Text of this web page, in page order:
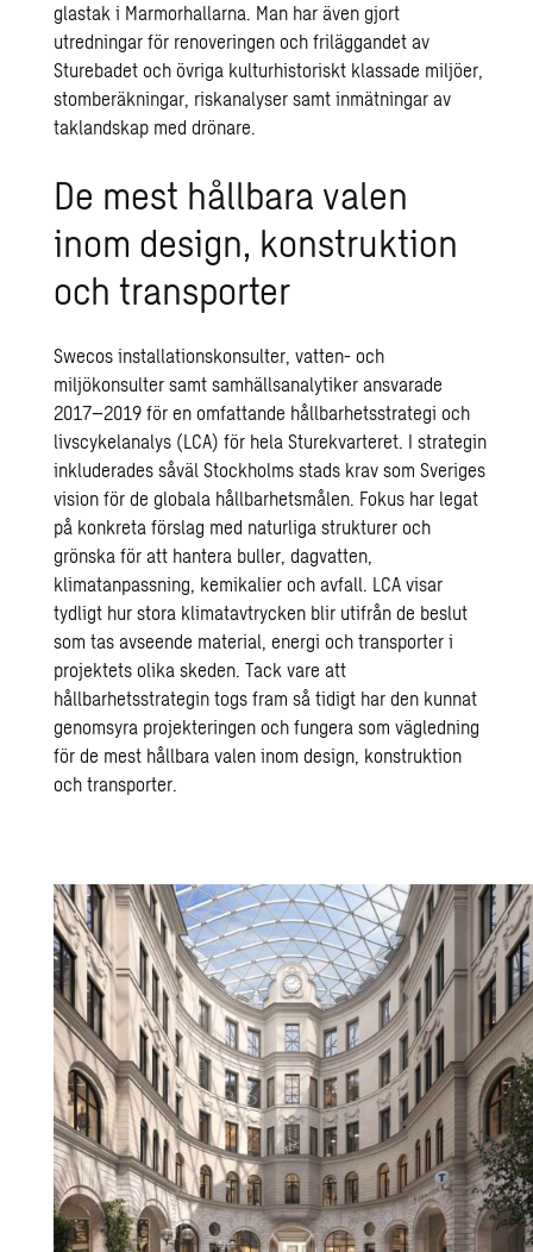
glastak i Marmorhallarna. Man har även gjort
utredningar för renoveringen och friläggandet av
Sturebadet och övriga kulturhistoriskt klassade miljöer,
stomberäkningar, riskanalyser samt inmätningar av
taklandskap med drönare.
De mest hållbara valen
inom design, konstruktion
och transporter
Swecos installationskonsulter, vatten- och
miljökonsulter samt samhällsanalytiker ansvarade
2017–2019 för en omfattande hållbarhetsstrategi och
livscykelanalys (LCA) för hela Sturekvarteret. I strategin
inkluderades såväl Stockholms stads krav som Sveriges
vision för de globala hållbarhetsmålen. Fokus har legat
på konkreta förslag med naturliga strukturer och
grönska för att hantera buller, dagvatten,
klimatanpassning, kemikalier och avfall. LCA visar
tydligt hur stora klimatavtrycken blir utifrån de beslut
som tas avseende material, energi och transporter i
projektets olika skeden. Tack vare att
hållbarhetsstrategin togs fram så tidigt har den kunnat
genomsyra projekteringen och fungera som vägledning
för de mest hållbara valen inom design, konstruktion
och transporter.